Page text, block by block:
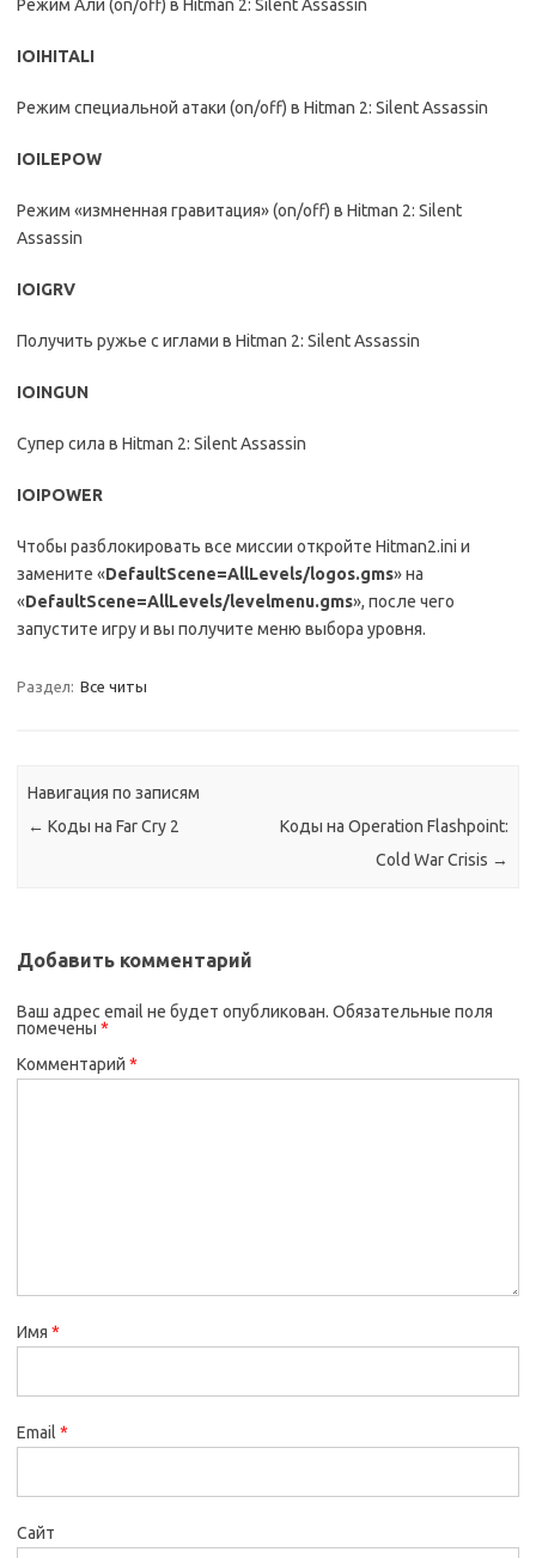
Режим Али (on/off) в Hitman 2: Silent Assassin
IOIHITALI
Режим специальной атаки (on/off) в Hitman 2: Silent Assassin
IOILEPOW
Режим «измненная гравитация» (on/off) в Hitman 2: Silent
Assassin
IOIGRV
Получить ружье с иглами в Hitman 2: Silent Assassin
IOINGUN
Супер сила в Hitman 2: Silent Assassin
IOIPOWER
Чтобы разблокировать все миссии откройте Hitman2.ini и
замените «DefaultScene=AllLevels/logos.gms» на
«DefaultScene=AllLevels/levelmenu.gms», после чего
запустите игру и вы получите меню выбора уровня.
Раздел: Все читы
Навигация по записям
← Коды на Far Cry 2
Коды на Operation Flashpoint:
Cold War Crisis →
Добавить комментарий
Ваш адрес email не будет опубликован. Обязательные поля
помечены *
Комментарий *
Имя *
Email *
Сайт